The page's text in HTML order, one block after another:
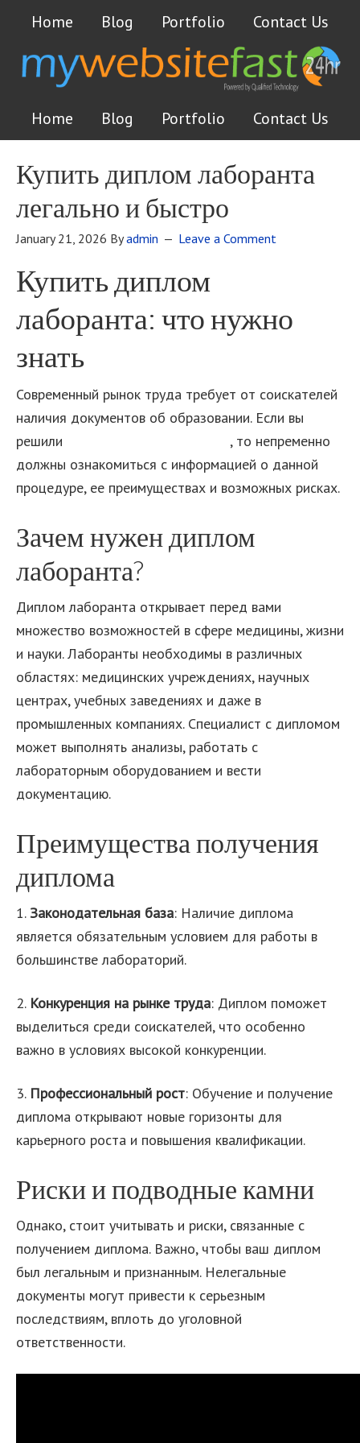
Home Blog Portfolio Contact Us
Home Blog Portfolio Contact Us
Купить диплом лаборанта
легально и быстро
January 21, 2026 Byadmin Leave a Comment
Купить диплом
лаборанта: что нужно
знать
Современный рынок труда требует от соискателей
наличия документов об образовании. Если вы
решили
, то непременно
должны ознакомиться с информацией о данной
процедуре, ее преимуществах и возможных рисках.
Зачем нужен диплом
лаборанта?
Диплом лаборанта открывает перед вами
множество возможностей в сфере медицины, жизни
и науки. Лаборанты необходимы в различных
областях: медицинских учреждениях, научных
центрах, учебных заведениях и даже в
промышленных компаниях. Специалист с дипломом
может выполнять анализы, работать с
лабораторным оборудованием и вести
документацию.
Преимущества получения
диплома
1. Законодательная база: Наличие диплома
является обязательным условием для работы в
большинстве лабораторий.
2. Конкуренция на рынке труда: Диплом поможет
выделиться среди соискателей, что особенно
важно в условиях высокой конкуренции.
3. Профессиональный рост: Обучение и получение
диплома открывают новые горизонты для
карьерного роста и повышения квалификации.
Риски и подводные камни
Однако, стоит учитывать и риски, связанные с
получением диплома. Важно, чтобы ваш диплом
был легальным и признанным. Нелегальные
документы могут привести к серьезным
последствиям, вплоть до уголовной
ответственности.